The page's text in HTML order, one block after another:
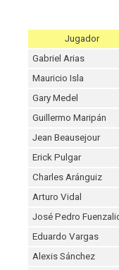
Jugador
Gabriel Arias
Mauricio Isla
Gary Medel
Guillermo Maripán
Jean Beausejour
Erick Pulgar
Charles Aránguiz
Arturo Vidal
José Pedro
Eduardo Vargas
Alexis Sánchez